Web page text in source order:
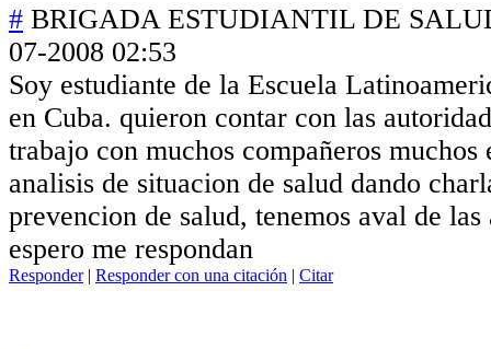
# BRIGADA ESTUDIANTIL DE
07-2008 02:53
Soy estudiante de la Escuela
en Cuba. quieron contar con las
trabajo con muchos compañeros muchos
analisis de situacion de salud dando
prevencion de salud, tenemos aval de
espero me respondan
Responder| Responder con una citación | Citar